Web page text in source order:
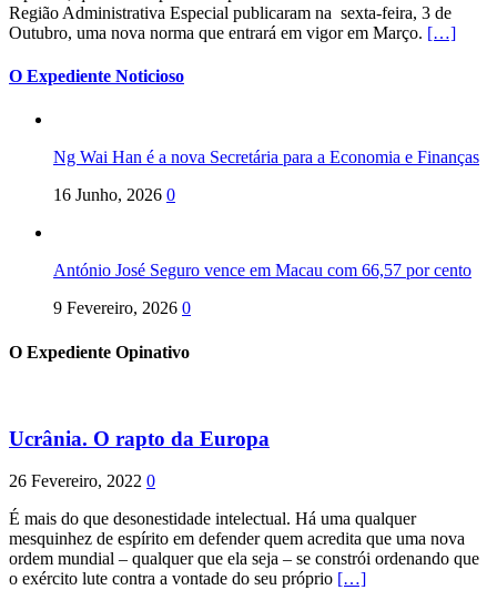
Região Administrativa Especial publicaram na sexta-feira, 3 de
Outubro, uma nova norma que entrará em vigor em Março. […]
O Expediente Noticioso
Ng Wai Han é a nova Secretária para a Economia e Finanças
16 Junho, 2026 0
António José Seguro vence em Macau com 66,57 por cento
9 Fevereiro, 2026 0
O Expediente Opinativo
Ucrânia. O rapto da Europa
26 Fevereiro, 2022 0
É mais do que desonestidade intelectual. Há uma qualquer
mesquinhez de espírito em defender quem acredita que uma nova
ordem mundial – qualquer que ela seja – se constrói ordenando que
o exército lute contra a vontade do seu próprio […]